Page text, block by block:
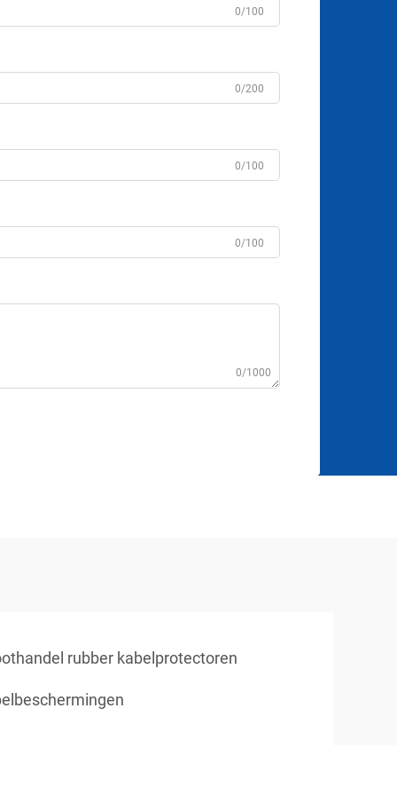
0/100
0/200
0/100
0/100
0/1000
rubber kabelprotectoren